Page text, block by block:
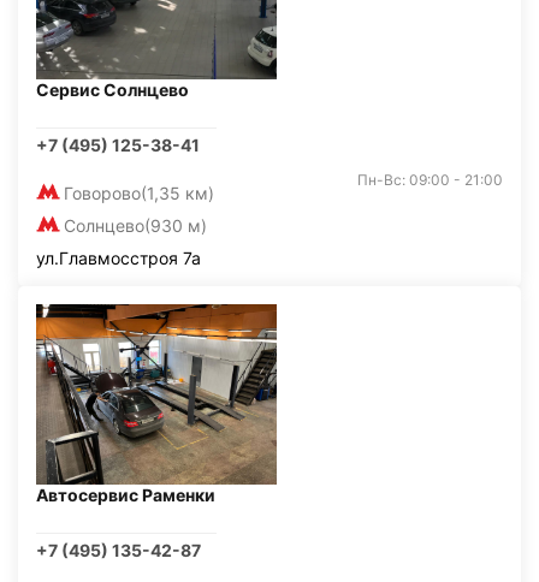
Сервис Солнцево
+7 (495) 125-38-41
Говорово(1,35 км)
Солнцево(930 м)
Пн-Вс: 09:00 - 21:00
ул.Главмосстроя 7а
Автосервис Раменки
+7 (495) 135-42-87